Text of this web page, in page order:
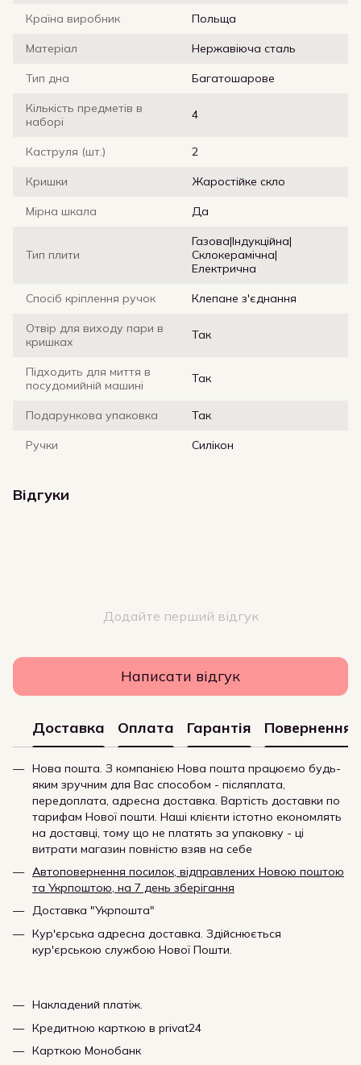
Країна виробник Польща
Матеріал Нержавіюча сталь
Тип дна Багатошарове
Кількість предметів в
наборі
4
Каструля (шт.) 2
Кришки Жаростійке скло
Мірна шкала Да
Тип плити
Газова|Індукційна|
Склокерамічна|
Електрична
Спосіб кріплення ручок Клепане з'єднання
Отвір для виходу пари в
кришках
Так
Підходить для миття в
посудомийній машині
Так
Подарункова упаковка Так
Ручки Силікон
Відгуки
Додайте перший відгук
Написати відгук
Доставка Оплата Гарантія Повернення
Нова пошта. З компанією Нова пошта працюємо будь-
яким зручним для Вас способом - післяплата,
передоплата, адресна доставка. Вартість доставки по
тарифам Нової пошти. Наші клієнти істотно економлять
на доставці, тому що не платять за упаковку - ці
витрати магазин повністю взяв на себе
Автоповернення посилок, відправлених Новою поштою
та Укрпоштою, на 7 день зберігання
Доставка "Укрпошта"
Кур'єрська адресна доставка. Здійснюється
кур'єрською службою Нової Пошти.
Накладений платіж.
Кредитною карткою в privat24
Карткою Монобанк